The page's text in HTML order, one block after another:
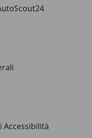
Accessibilità